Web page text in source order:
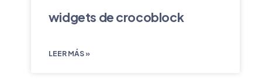
widgets de crocoblock
LEER MÁS »